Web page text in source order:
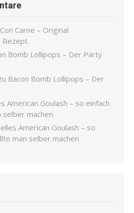
Carne – Original
Rezept
Bomb Lollipops – Der Party
Bacon Bomb Lollipops – Der
American Goulash – so einfach
selber machen
American Goulash – so
man selber machen